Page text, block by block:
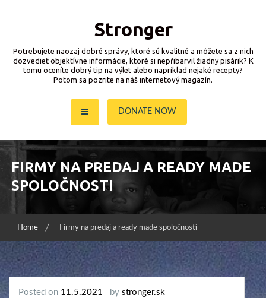
Stronger
Potrebujete naozaj dobré správy, ktoré sú kvalitné a môžete sa z nich
dozvedieť objektívne informácie, ktoré si nepřibarvil žiadny pisárik? K
tomu oceníte dobrý tip na výlet alebo napríklad nejaké recepty?
Potom sa pozrite na náš internetový magazín.
DONATE NOW
FIRMY NA PREDAJ A READY MADE
SPOLOČNOSTI
Home Firmy na predaj a ready made spoločnosti
Posted on 11.5.2021 by stronger.sk